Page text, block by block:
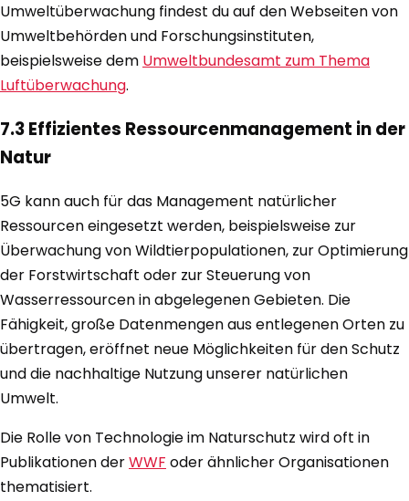
Umweltüberwachung findest du auf den Webseiten von
Umweltbehörden und Forschungsinstituten,
beispielsweise dem Umweltbundesamt zum Thema
Luftüberwachung.
7.3 Effizientes Ressourcenmanagement in der
Natur
5G kann auch für das Management natürlicher
Ressourcen eingesetzt werden, beispielsweise zur
Überwachung von Wildtierpopulationen, zur Optimierung
der Forstwirtschaft oder zur Steuerung von
Wasserressourcen in abgelegenen Gebieten. Die
Fähigkeit, große Datenmengen aus entlegenen Orten zu
übertragen, eröffnet neue Möglichkeiten für den Schutz
und die nachhaltige Nutzung unserer natürlichen
Umwelt.
Die Rolle von Technologie im Naturschutz wird oft in
Publikationen derWWF oder ähnlicher Organisationen
thematisiert.